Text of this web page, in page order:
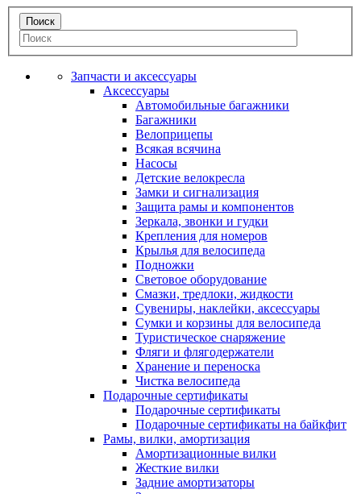
Запчасти и аксессуары
Аксессуары
Автомобильные багажники
Багажники
Велоприцепы
Всякая всячина
Насосы
Детские велокресла
Замки и сигнализация
Защита рамы и компонентов
Зеркала, звонки и гудки
Крепления для номеров
Крылья для велосипеда
Подножки
Световое оборудование
Смазки, тредлоки, жидкости
Сувениры, наклейки, аксессуары
Сумки и корзины для велосипеда
Туристическое снаряжение
Фляги и флягодержатели
Хранение и переноска
Чистка велосипеда
Подарочные сертификаты
Подарочные сертификаты
Подарочные сертификаты на байкфит
Рамы, вилки, амортизация
Амортизационные вилки
Жесткие вилки
Задние амортизаторы